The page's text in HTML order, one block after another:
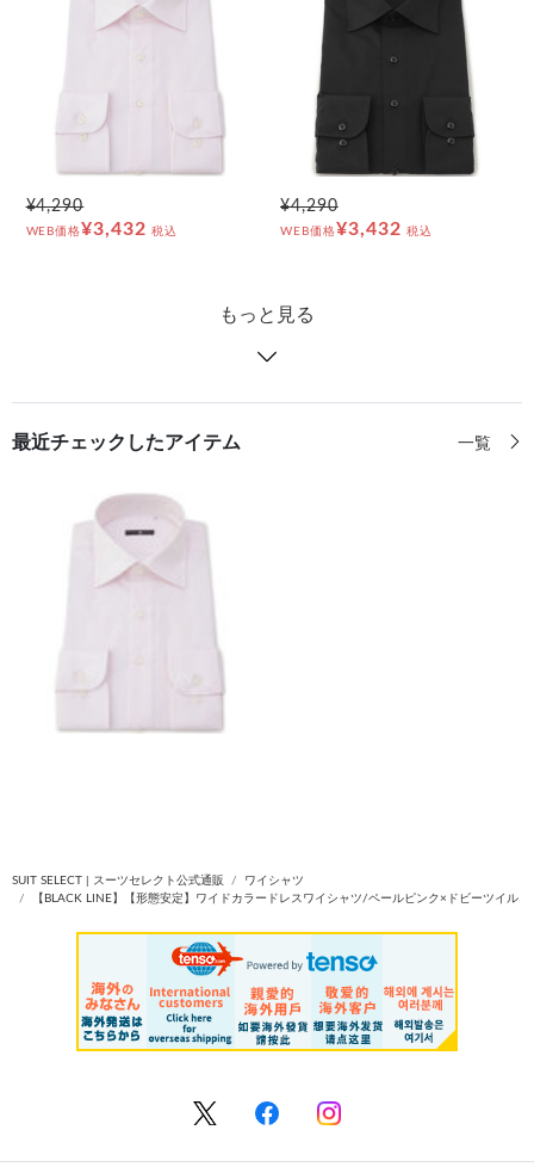
¥4,290
WEB価格¥3,432 税込
¥4,290
WEB価格¥3,432 税込
もっと見る
最近チェックしたアイテム 一覧
SUIT SELECT | スーツセレクト公式通販
ワイシャツ
【BLACK LINE】【形態安定】ワイドカラードレスワイシャツ/ペールピンク×ドビーツイル